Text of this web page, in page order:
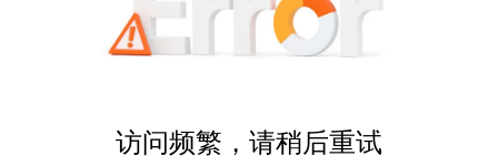
访问频繁，请稍后重试